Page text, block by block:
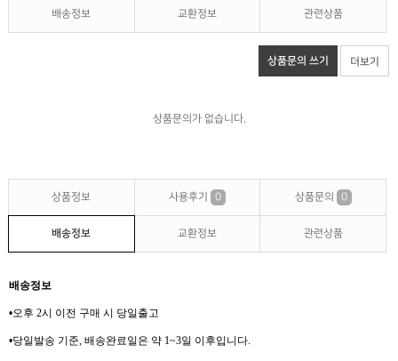
배송정보 교환정보 관련상품
상품문의 쓰기 더보기
상품문의가 없습니다.
상품정보 사용후기 0 상품문의 0
배송정보 교환정보 관련상품
배송정보
•오후 2시 이전 구매 시 당일출고
•당일발송 기준, 배송완료일은 약 1~3일 이후입니다.